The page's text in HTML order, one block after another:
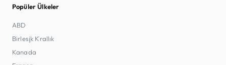
Popüler Ülkeler
ABD
Birleşik Krallık
Kanada